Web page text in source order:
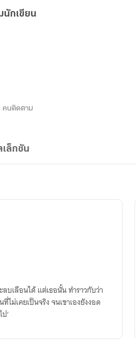
นักเขียน
คนติดตาม
เล็กชัน
บเลือนได้ แต่เธอนั้น ทำราวกับว่า
ม่เคยเป็นจริง จนเขาเองยังงอด
นไป’